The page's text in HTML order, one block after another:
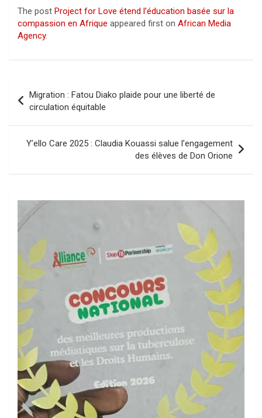
The post Project for Love étend l’éducation basée sur la
compassion en Afrique appeared first on African Media
Agency.
de
l’article
Migration : Fatou Diako plaide pour une liberté de
circulation équitable
Y’ello Care 2025 : Claudia Kouassi salue l’engagement
des élèves de Don Orione